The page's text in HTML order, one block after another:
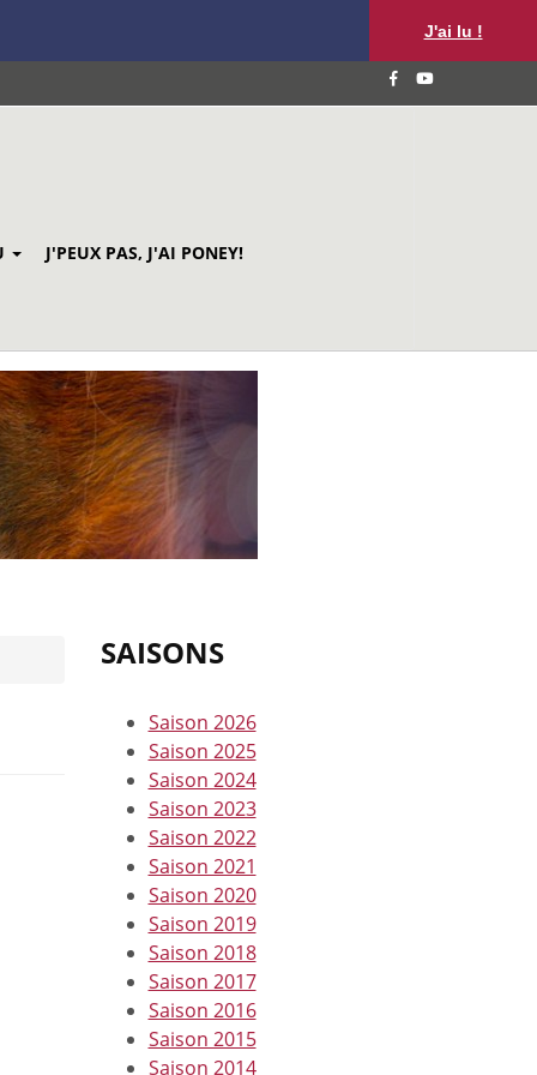
J'ai lu !
J'PEUX PAS, J'AI PONEY!
SAISONS
Saison 2026
Saison 2025
Saison 2024
Saison 2023
Saison 2022
Saison 2021
Saison 2020
Saison 2019
Saison 2018
Saison 2017
Saison 2016
Saison 2015
Saison 2014